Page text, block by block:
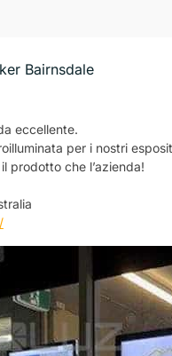
Bairnsdale
eccellente.
per i nostri
prodotto che l’azienda!